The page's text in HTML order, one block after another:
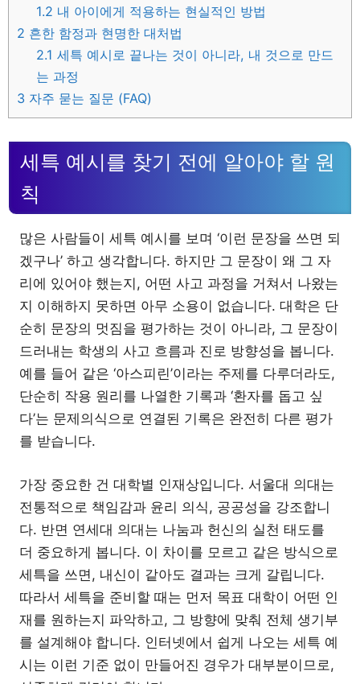
1.2 내 아이에게 적용하는 현실적인 방법
2 흔한 함정과 현명한 대처법
2.1 세특 예시로 끝나는 것이 아니라, 내 것으로 만드
는 과정
3 자주 묻는 질문 (FAQ)
세특 예시를 찾기 전에 알아야 할 원
칙
많은 사람들이 세특 예시를 보며 ‘이런 문장을 쓰면 되
겠구나’ 하고 생각합니다. 하지만 그 문장이 왜 그 자
리에 있어야 했는지, 어떤 사고 과정을 거쳐서 나왔는
지 이해하지 못하면 아무 소용이 없습니다. 대학은 단
순히 문장의 멋짐을 평가하는 것이 아니라, 그 문장이
드러내는 학생의 사고 흐름과 진로 방향성을 봅니다.
예를 들어 같은 ‘아스피린’이라는 주제를 다루더라도,
단순히 작용 원리를 나열한 기록과 ‘환자를 돕고 싶
다’는 문제의식으로 연결된 기록은 완전히 다른 평가
를 받습니다.
가장 중요한 건 대학별 인재상입니다. 서울대 의대는
전통적으로 책임감과 윤리 의식, 공공성을 강조합니
다. 반면 연세대 의대는 나눔과 헌신의 실천 태도를
더 중요하게 봅니다. 이 차이를 모르고 같은 방식으로
세특을 쓰면, 내신이 같아도 결과는 크게 갈립니다.
따라서 세특을 준비할 때는 먼저 목표 대학이 어떤 인
재를 원하는지 파악하고, 그 방향에 맞춰 전체 생기부
를 설계해야 합니다. 인터넷에서 쉽게 나오는 세특 예
시는 이런 기준 없이 만들어진 경우가 대부분이므로,